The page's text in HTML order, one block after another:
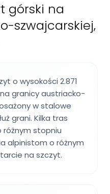
górski na
szwajcarskiej,
o wysokości 2.871
granicy austriacko-
w stalowe
grani. Kilka tras
różnym stopniu
alpinistom o różnym
na szczyt.